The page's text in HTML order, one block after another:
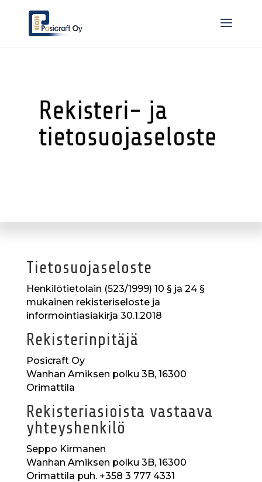
Rekisteri- ja
tietosuojaseloste
Tietosuojaseloste
Henkilötietolain (523/1999) 10 § ja 24 §
mukainen rekisteriseloste ja
informointiasiakirja 30.1.2018
Rekisterinpitäjä
Posicraft Oy
Wanhan Amiksen polku 3B, 16300
Orimattila
Rekisteriasioista vastaava
yhteyshenkilö
Seppo Kirmanen
Wanhan Amiksen polku 3B, 16300
Orimattila puh. +358 3 777 4331